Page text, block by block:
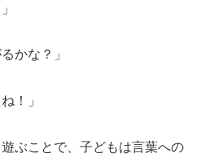
かな？」
！」
ぶことで、子どもは言葉への